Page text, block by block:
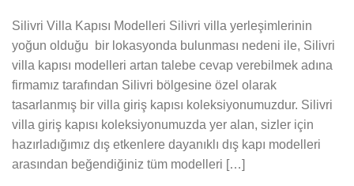
Silivri Villa Kapısı Modelleri Silivri villa yerleşimlerinin
yoğun olduğu bir lokasyonda bulunması nedeni ile, Silivri
villa kapısı modelleri artan talebe cevap verebilmek adına
firmamız tarafından Silivri bölgesine özel olarak
tasarlanmış bir villa giriş kapısı koleksiyonumuzdur. Silivri
villa giriş kapısı koleksiyonumuzda yer alan, sizler için
hazırladığımız dış etkenlere dayanıklı dış kapı modelleri
arasından beğendiğiniz tüm modelleri […]